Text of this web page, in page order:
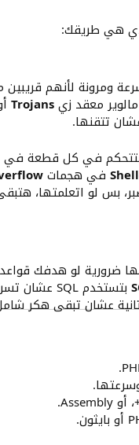
دي هي طريقك:
ومرونة لأنهم
معقد زيTrojans
تتقنها.
في كل قطعة في
في هجمات
بس لو اتعلمتها،
ضرورية لو هدفك قواعد
بتستخدم SQL عشان تسرق بيانات من قواعد بيانات المواقع.
عشان تبقى هكر